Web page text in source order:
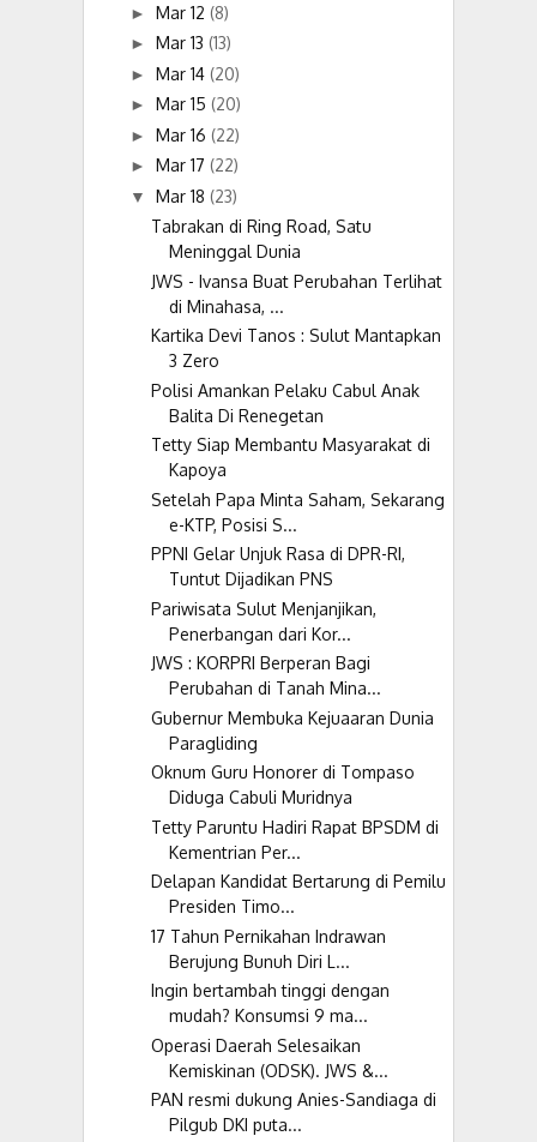
► Mar 12 (8)
► Mar 13 (13)
► Mar 14 (20)
► Mar 15 (20)
► Mar 16 (22)
► Mar 17 (22)
▼ Mar 18 (23)
Tabrakan di Ring Road, Satu
Meninggal Dunia
JWS - Ivansa Buat Perubahan Terlihat
di Minahasa, ...
Kartika Devi Tanos : Sulut Mantapkan
3 Zero
Polisi Amankan Pelaku Cabul Anak
Balita Di Renegetan
Tetty Siap Membantu Masyarakat di
Kapoya
Setelah Papa Minta Saham, Sekarang
e-KTP, Posisi S...
PPNI Gelar Unjuk Rasa di DPR-RI,
Tuntut Dijadikan PNS
Pariwisata Sulut Menjanjikan,
Penerbangan dari Kor...
JWS : KORPRI Berperan Bagi
Perubahan di Tanah Mina...
Gubernur Membuka Kejuaaran Dunia
Paragliding
Oknum Guru Honorer di Tompaso
Diduga Cabuli Muridnya
Tetty Paruntu Hadiri Rapat BPSDM di
Kementrian Per...
Delapan Kandidat Bertarung di Pemilu
Presiden Timo...
17 Tahun Pernikahan Indrawan
Berujung Bunuh Diri L...
Ingin bertambah tinggi dengan
mudah? Konsumsi 9 ma...
Operasi Daerah Selesaikan
Kemiskinan (ODSK). JWS &...
PAN resmi dukung Anies-Sandiaga di
Pilgub DKI puta...